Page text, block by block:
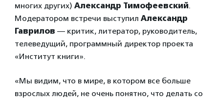
многих других) Александр Тимофеевский.
Модератором встречи выступил Александр
Гаврилов — критик, литератор, руководитель,
телеведущий, программный директор проекта
«Институт книги».
«Мы видим, что в мире, в котором все больше
взрослых людей, не очень понятно, что делать со